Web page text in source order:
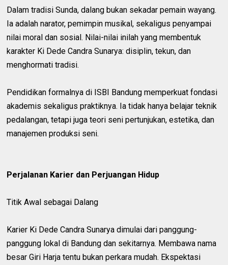
Dalam tradisi Sunda, dalang bukan sekadar pemain wayang.
Ia adalah narator, pemimpin musikal, sekaligus penyampai
nilai moral dan sosial. Nilai-nilai inilah yang membentuk
karakter Ki Dede Candra Sunarya: disiplin, tekun, dan
menghormati tradisi.
Pendidikan formalnya di ISBI Bandung memperkuat fondasi
akademis sekaligus praktiknya. Ia tidak hanya belajar teknik
pedalangan, tetapi juga teori seni pertunjukan, estetika, dan
manajemen produksi seni.
Perjalanan Karier dan Perjuangan Hidup
Titik Awal sebagai Dalang
Karier Ki Dede Candra Sunarya dimulai dari panggung-
panggung lokal di Bandung dan sekitarnya. Membawa nama
besar Giri Harja tentu bukan perkara mudah. Ekspektasi